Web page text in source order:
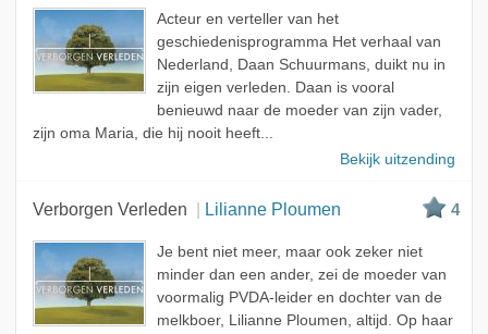
Acteur en verteller van het
geschiedenisprogramma Het verhaal van
Nederland, Daan Schuurmans, duikt nu in
zijn eigen verleden. Daan is vooral
benieuwd naar de moeder van zijn vader,
zijn oma Maria, die hij nooit heeft...
Bekijk uitzending
Verborgen Verleden Lilianne Ploumen 4
Je bent niet meer, maar ook zeker niet
minder dan een ander, zei de moeder van
voormalig PVDA-leider en dochter van de
melkboer, Lilianne Ploumen, altijd. Op haar